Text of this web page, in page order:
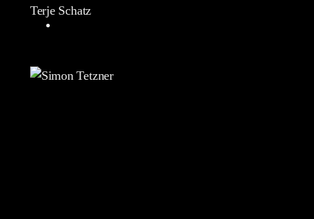
Terje Schatz